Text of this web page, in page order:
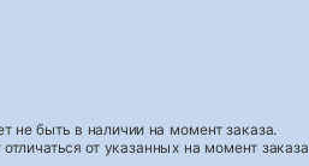
не быть в наличии на момент заказа.
от указанных на момент